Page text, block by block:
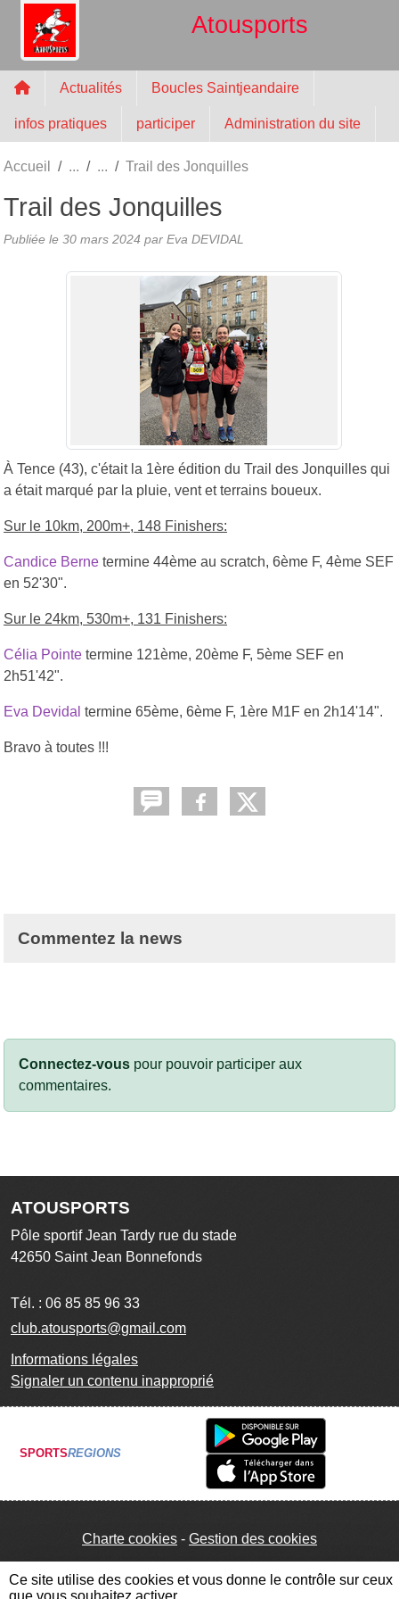
Atousports
Actualités Boucles Saintjeandaire
infos pratiques participer Administration du site
Accueil Trail des Jonquilles
Trail des Jonquilles
Publiée le 30 mars 2024 par Eva DEVIDAL
À Tence (43), c'était la 1ère édition du Trail des Jonquilles qui
a était marqué par la pluie, vent et terrains boueux.
Sur le 10km, 200m+, 148 Finishers:
Candice Berne termine 44ème au scratch, 6ème F, 4ème SEF
en 52'30".
Sur le 24km, 530m+, 131 Finishers:
Célia Pointe termine 121ème, 20ème F, 5ème SEF en
2h51'42".
Eva Devidal termine 65ème, 6ème F, 1ère M1F en 2h14'14".
Bravo à toutes !!!
Commentez la news
Connectez-vous pour pouvoir participer aux
commentaires.
ATOUSPORTS
Pôle sportif Jean Tardy rue du stade
42650 Saint Jean Bonnefonds
Tél. : 06 85 85 96 33
club.atousports@gmail.com
Informations légales
Signaler un contenu inapproprié
SPORTSREGIONS
Charte cookies Gestion des cookies
Panneau de gestion des cookies
Ce site utilise des cookies et vous donne le contrôle sur ceux
que vous souhaitez activer